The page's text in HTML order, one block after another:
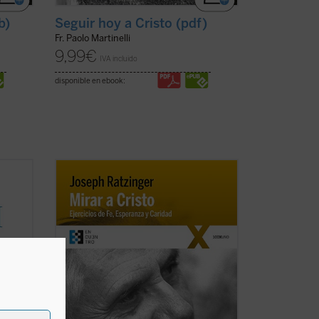
Seguir hoy a Cristo (pdf)
Fr. Paolo Martinelli
9,99€ IVA incluido
disponible en ebook:
y
El presente texto, en el que se recogen
las lecciones impartidas por Joseph
Ratzinger sobre las tres virtudes
teologales en unos ejercicios espirituales
constituye, en palabras del actual papa
emérito Benedicto XVI, «una unión entre